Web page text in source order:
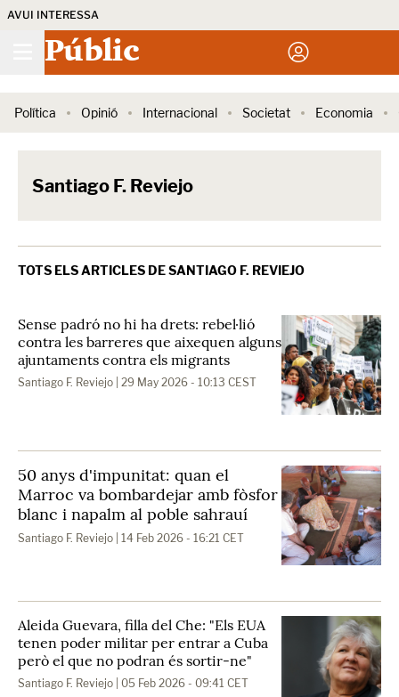
AVUI INTERESSA
Públic
Política Opinió Internacional Societat Economia
Santiago F. Reviejo
TOTS ELS ARTICLES DE SANTIAGO F. REVIEJO
Sense padró no hi ha drets: rebel·lió
contra les barreres que aixequen alguns
ajuntaments contra els migrants
Santiago F. Reviejo | 29 May 2026 - 10:13 CEST
50 anys d'impunitat: quan el
Marroc va bombardejar amb fòsfor
blanc i napalm al poble sahrauí
Santiago F. Reviejo | 14 Feb 2026 - 16:21 CET
Aleida Guevara, filla del Che: "Els EUA
tenen poder militar per entrar a Cuba
però el que no podran és sortir-ne"
Santiago F. Reviejo | 05 Feb 2026 - 09:41 CET